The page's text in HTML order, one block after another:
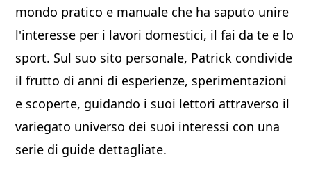
mondo pratico e manuale che ha saputo unire
l'interesse per i lavori domestici, il fai da te e lo
sport. Sul suo sito personale, Patrick condivide
il frutto di anni di esperienze, sperimentazioni
e scoperte, guidando i suoi lettori attraverso il
variegato universo dei suoi interessi con una
serie di guide dettagliate.